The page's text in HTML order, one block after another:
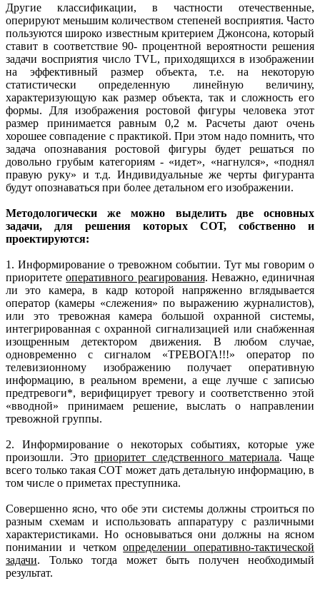
Другие классификации, в частности отечественные,
оперируют меньшим количеством степеней восприятия. Часто
пользуются широко известным критерием Джонсона, который
ставит в соответствие 90- процентной вероятности решения
задачи восприятия число TVL, приходящихся в изображении
на эффективный размер объекта, т.е. на некоторую
статистически определенную линейную величину,
характеризующую как размер объекта, так и сложность его
формы. Для изображения ростовой фигуры человека этот
размер принимается равным 0,2 м. Расчеты дают очень
хорошее совпадение с практикой. При этом надо помнить, что
задача опознавания ростовой фигуры будет решаться по
довольно грубым категориям - «идет», «нагнулся», «поднял
правую руку» и т.д. Индивидуальные же черты фигуранта
будут опознаваться при более детальном его изображении.
Методологически же можно выделить две основных
задачи, для решения которых СОТ, собственно и
проектируются:
1. Информирование о тревожном событии. Тут мы говорим о
приоритетеоперативного реагирования. Неважно, единичная
ли это камера, в кадр которой напряженно вглядывается
оператор (камеры «слежения» по выражению журналистов),
или это тревожная камера большой охранной системы,
интегрированная с охранной сигнализацией или снабженная
изощренным детектором движения. В любом случае,
одновременно с сигналом «ТРЕВОГА!!!» оператор по
телевизионному изображению получает оперативную
информацию, в реальном времени, а еще лучше с записью
предтревоги*, верифицирует тревогу и соответственно этой
«вводной» принимаем решение, выслать о направлении
тревожной группы.
2. Информирование о некоторых событиях, которые уже
произошли. Этоприоритет следственного материала. Чаще
всего только такая СОТ может дать детальную информацию, в
том числе о приметах преступника.
Совершенно ясно, что обе эти системы должны строиться по
разным схемам и использовать аппаратуру с различными
характеристиками. Но основываться они должны на ясном
понимании и четкомопределении оперативно-тактической
задачи. Только тогда может быть получен необходимый
результат.